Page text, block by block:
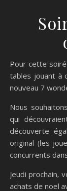
Pour cette soirée jeux, 7 wonders était à l’honneur avec 3
tables jouant à
nouveau 7
Nous
qui
découverte
original (les
concurrents
Jeudi prochain,
achats de noel